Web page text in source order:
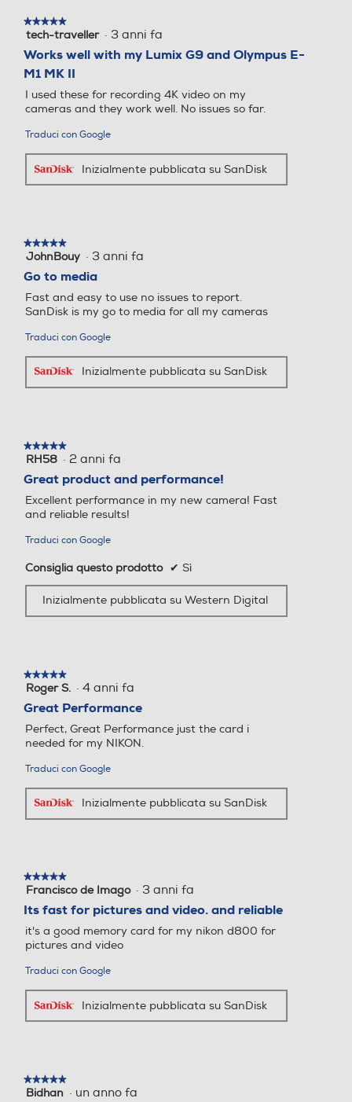
★★★★★
★★★★★
5
5
stelle.
tech-traveller · 3 anni fa
Works well with my Lumix G9 and Olympus E-
M1 MK II
I used these for recording 4K video on my
cameras and they work well. No issues so far.
Traduci con Google
Inizialmente pubblicata su SanDisk
★★★★★
★★★★★
5
5
stelle.
JohnBouy · 3 anni fa
Go to media
Fast and easy to use no issues to report.
SanDisk is my go to media for all my cameras
Traduci con Google
Inizialmente pubblicata su SanDisk
★★★★★
★★★★★
5
5
stelle.
RH58 · 2 anni fa
Great product and performance!
Excellent performance in my new camera! Fast
and reliable results!
Traduci con Google
Consiglia questo prodotto ✔ Sì
Inizialmente pubblicata su Western Digital
★★★★★
★★★★★
5
5
stelle.
Roger S. · 4 anni fa
Great Performance
Perfect, Great Performance just the card i
needed for my NIKON.
Traduci con Google
Inizialmente pubblicata su SanDisk
★★★★★
★★★★★
5
stelle.
Francisco de Imago · 3 anni fa
Its fast for pictures and video. and reliable
it's a good memory card for my nikon d800 for
pictures and video
Traduci con Google
Inizialmente pubblicata su SanDisk
★★★★★
★★★★★
5Bidhan · un anno fa